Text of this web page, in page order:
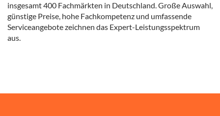
insgesamt 400 Fachmärkten in Deutschland. Große Auswahl,
günstige Preise, hohe Fachkompetenz und umfassende
Serviceangebote zeichnen das Expert-Leistungsspektrum
aus.